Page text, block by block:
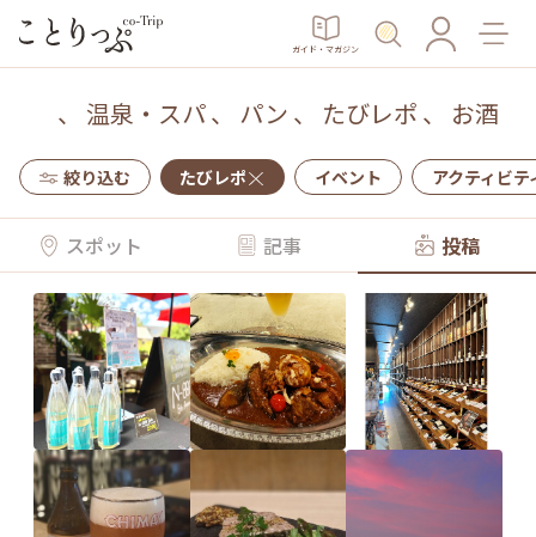
ガイド・マガジン
、 温泉・スパ、 パン 、 たびレポ 、 お酒
絞り込む たびレポ イベント アクティビテ
スポット 記事 投稿